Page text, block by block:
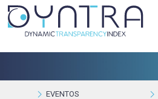
EVENTOS